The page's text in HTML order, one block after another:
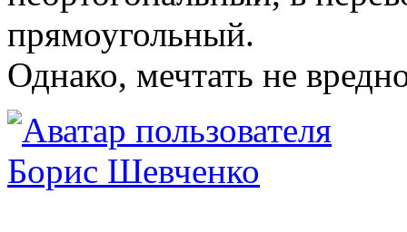
прямоугольный.
Однако, мечтать не
Борис Шевченко